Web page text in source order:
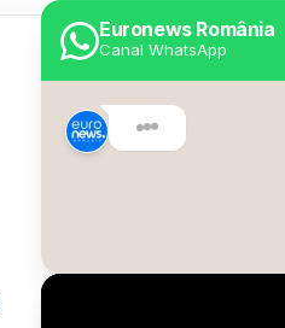
Euronews România
Canal WhatsApp
Despre Euronews